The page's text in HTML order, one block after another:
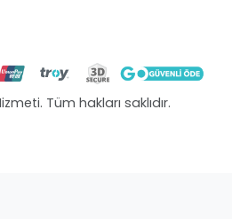
Tüm hakları saklıdır.